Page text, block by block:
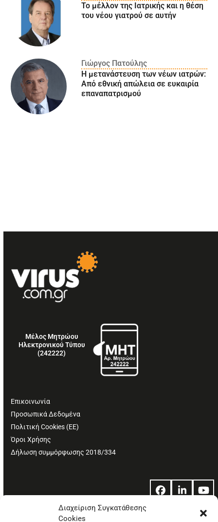
Διαχείριση Συγκατάθεσης
Cookies
Το μέλλον της Ιατρικής και η θέση
του νέου γιατρού σε αυτήν
Γιώργος Πατούλης
Η μετανάστευση των νέων ιατρών:
Aπό εθνική απώλεια σε ευκαιρία
επαναπατρισμού
Μέλος Μητρώου
Ηλεκτρονικού Τύπου
(242222)
Επικοινωνία
Προσωπικά Δεδομένα
Πολιτική Cookies (ΕΕ)
Όροι Χρήσης
Δήλωση συμμόρφωσης 2018/334
Facebook
LinkedIn